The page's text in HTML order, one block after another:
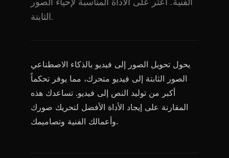
الثابتة.
يحول تحويل الصور إلى فيديو بالذكاء الاصطناعي
الصور الثابتة إلى فيديو متحرك، مما يوفر تحكماً
أكبر من توليد النص إلى فيديو. تساعدك هذه
المقارنة على إيجاد الأداة الأفضل لتحريك صورك
وأعمالك الفنية وتصاميمك.